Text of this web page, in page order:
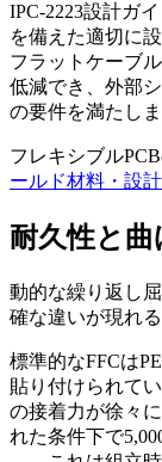
IPC-2223設計ガ
を備えた適切に
フラットケーブ
低減でき、外部
の要件を満たしま
フレキシブル
ールド材料・設
耐久性と曲
動的な繰り返し
確な違いが現れる
標準的なFFCは
貼り付けられて
の接着力が徐々
れた条件下で